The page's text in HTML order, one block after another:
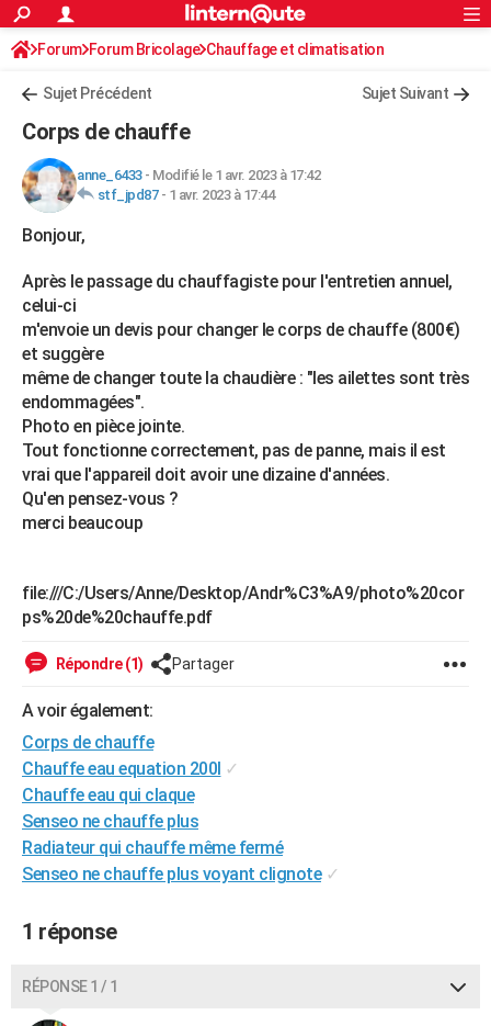
ACTUALITÉS
Politique
Société
Faits Divers
Education
Monde
Villes
+
FINANCE
Retraite
Impôts
Epargne
Immobilier
Risques naturels par ville
Banque
Assurance
Crédit
AUTO
Essais
Réserver un essai
Citadines
Berlines
SUV
Forum auto
+HIGH-TECH
Mobiles
Meilleur smartphone
Internet
Ordinateurs
Jeux vidéo
Guide high-tech
+BRICOLAGE
Forum
Aménagement intérieur
Extérieur
Cuisine
Salle de bains
Jardinage
Rangement
WEEK-END
Guides de France
Escapades
Patrimoine
Expositions
Musées
Week-end nature
+LIFESTYLE
Art de vivre
Bien-être
Loisirs
Mode
Modes de vie
SANTE
Alimentation
Guide de la santé
Maladies
Médicaments
Sommeil
VOYAGE
Destinations
City break
Voyage nature
Voyage de noces
Forum
PHOTO
BONS PLANS
CARTE DE VOEUX
Dictionnaire
Biographies
Citations
Expressions
Proverbes
PROGRAMME TV
COPAINS D'AVANT
S'inscrire
Se connecter
Lycées
Collèges
Primaires
Universités
Entreprises
Service militaire
Avis de recherche
AVIS DE DÉCÈS
FORUM
Rechercher
S'inscrire
Connexion
Forum Forum Bricolage Chauffage et climatisation
Sujet Précédent Sujet Suivant
Corps de chauffe
anne_6433- Modifié le 1 avr. 2023 à 17:42
stf_jpd87- 1 avr. 2023 à 17:44
Bonjour,
Après le passage du chauffagiste pour l'entretien annuel,
celui-ci
m'envoie un devis pour changer le corps de chauffe (800€)
et suggère
même de changer toute la chaudière : "les ailettes sont très
endommagées".
Photo en pièce jointe.
Tout fonctionne correctement, pas de panne, mais il est
vrai que l'appareil doit avoir une dizaine d'années.
Qu'en pensez-vous ?
merci beaucoup
file:///C:/Users/Anne/Desktop/Andr%C3%A9/photo%20cor
ps%20de%20chauffe.pdf
Répondre (1) Partager
A voir également:
Corps de chauffe
Chauffe eau equation 200l ✓
Chauffe eau qui claque
Senseo ne chauffe plus
Radiateur qui chauffe même fermé
Senseo ne chauffe plus voyant clignote ✓
1 réponse
RÉPONSE 1 / 1